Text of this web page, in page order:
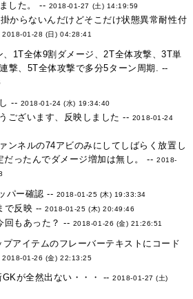
した。 -- 2018-01-27 (土) 14:19:59
からないんだけどそこだけ状態異常耐性付
2018-01-28 (日) 04:28:41
、1T全体9割ダメージ、2T全体攻撃、3T単
撃、5T全体攻撃で多分5ターン周期. --
-- 2018-01-24 (水) 19:34:40
ございます、反映しました -- 2018-01-24
ンネルの74アビのみにしてしばらく放置し
だったんでダメージ増加は無し。 --2018-
パー確認 -- 2018-01-25 (木) 19:33:34
で反映 --2018-01-25 (木) 20:49:46
回もあった？ -- 2018-01-26 (金) 21:26:51
プアイテムのフレーバーテキストにコード
2018-01-26 (金) 22:13:25
GKが全然出ない・・・ --2018-01-27 (土)